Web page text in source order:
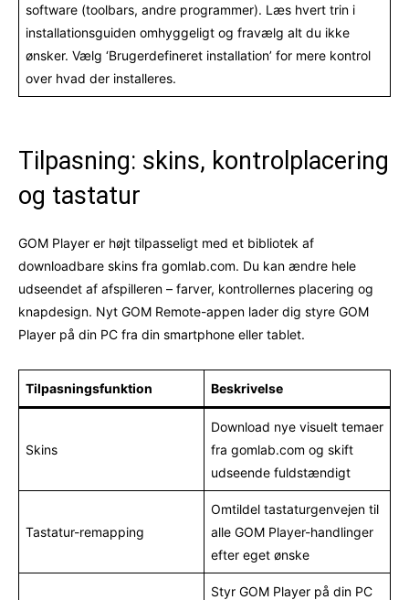
software (toolbars, andre programmer). Læs hvert trin i
installationsguiden omhyggeligt og fravælg alt du ikke
ønsker. Vælg ‘Brugerdefineret installation’ for mere kontrol
over hvad der installeres.
Tilpasning: skins, kontrolplacering
og tastatur
GOM Player er højt tilpasseligt med et bibliotek af
downloadbare skins fra gomlab.com. Du kan ændre hele
udseendet af afspilleren – farver, kontrollernes placering og
knapdesign. Nyt GOM Remote-appen lader dig styre GOM
Player på din PC fra din smartphone eller tablet.
Tilpasningsfunktion Beskrivelse
Skins
Download nye visuelt temaer
fra gomlab.com og skift
udseende fuldstændigt
Tastatur-remapping
Omtildel tastaturgenvejen til
alle GOM Player-handlinger
efter eget ønske
Styr GOM Player på din PC